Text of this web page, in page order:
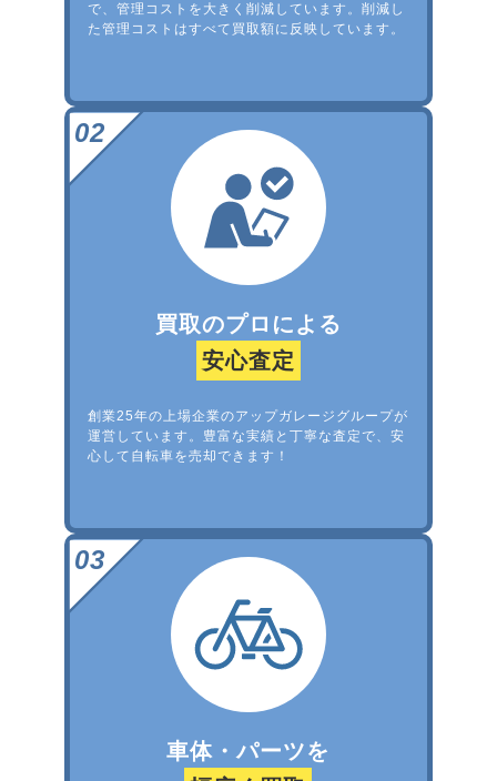
で、管理コストを大きく削減しています。削減し
た管理コストはすべて買取額に反映しています。
買取のプロによる
安心査定
創業25年の上場企業のアップガレージグループが
運営しています。豊富な実績と丁寧な査定で、安
心して自転車を売却できます！
車体・パーツを